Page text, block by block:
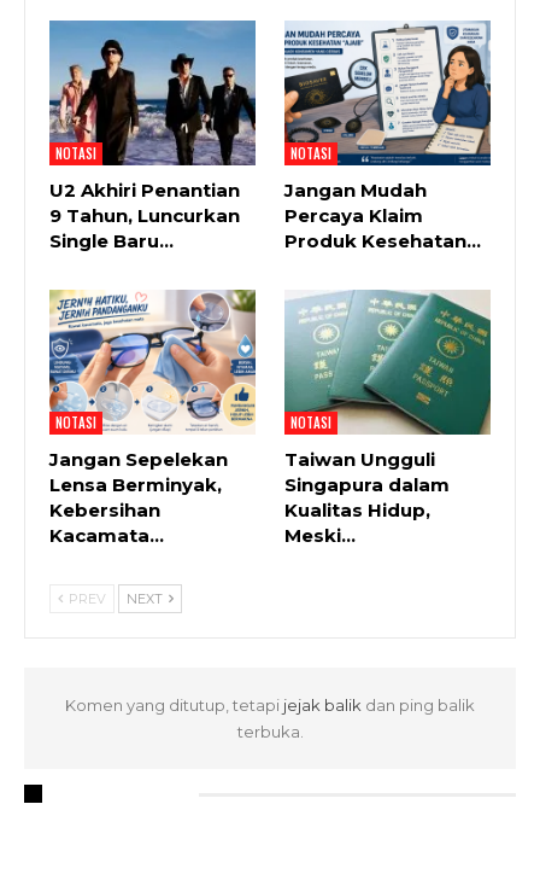
NOTASI
U2 Akhiri Penantian
9 Tahun, Luncurkan
Single Baru…
NOTASI
Jangan Mudah
Percaya Klaim
Produk Kesehatan…
NOTASI
Jangan Sepelekan
Lensa Berminyak,
Kebersihan
Kacamata…
NOTASI
Taiwan Ungguli
Singapura dalam
Kualitas Hidup,
Meski…
PREV NEXT
Komen yang ditutup, tetapi jejak balik dan ping balik
terbuka.